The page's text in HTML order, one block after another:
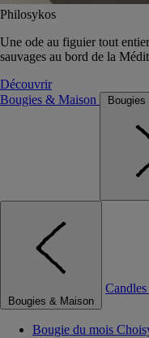
Philosykos
Une ode au figuier tout
sauvages au bord de la
Découvrir
Bougies & Maison
Bougies & Maison
Bougie du mois